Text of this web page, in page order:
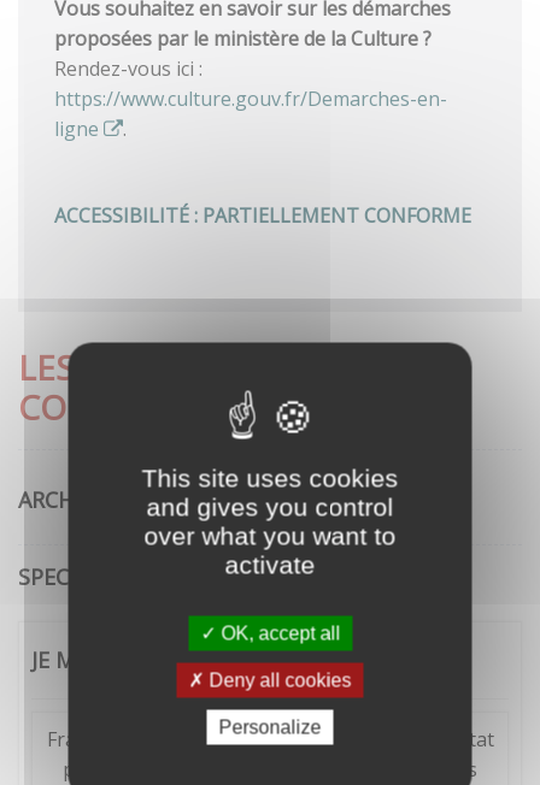
This site uses cookies
and gives you control
over what you want to
activate
OK, accept all
Deny all cookies
Personalize
Vous souhaitez en savoir sur les démarches
proposées par le ministère de la Culture ?
Rendez-vous ici :
https://www.culture.gouv.fr/Demarches-en-
ligne
.
ACCESSIBILITÉ : PARTIELLEMENT CONFORME
LES DÉMARCHES LES PLUS
CONSULTÉES
ARCHITECTURE
SPECTACLE VIVANT
JE ME CONNECTE
FranceConnect est la solution proposée par l'Etat
pour sécuriser et simplifier la connexion à vos